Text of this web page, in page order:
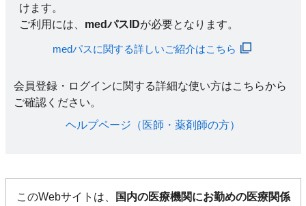
けます。
ご利用には、 medパスIDが必要となります。
medパスに関する詳しいご紹介はこちら
会員登録・ログインに関する詳細な使い方はこちらから
ご確認ください。​
ヘルプページ（医師・薬剤師の方）​
このWebサイトは、
国内の医療機関にお勤めの医療関係